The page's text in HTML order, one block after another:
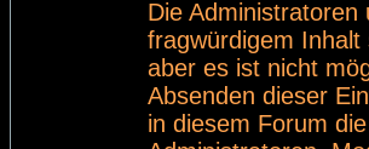
Die
fragwürdigem
aber es ist nicht
Absenden dieser
in diesem Forum